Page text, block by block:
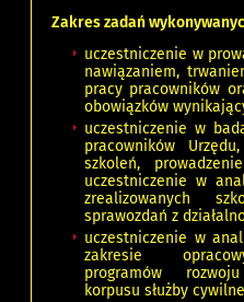
Zakres zadań
uczestniczenie w
nawiązaniem,
pracy pracowników
obowiązków
uczestniczenie w
pracowników
szkoleń,
uczestniczenie w
zrealizowanych
sprawozdań z
uczestniczenie w
zakresie
programów
korpusu służby